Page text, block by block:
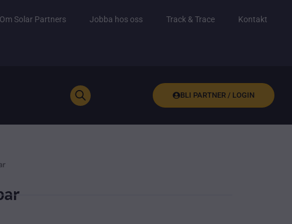
Om Solar Partners Jobba hos oss Track & Trace Kontakt
BLI PARTNER / LOGIN